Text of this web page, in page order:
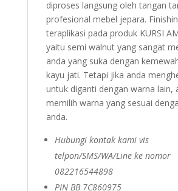
diproses langsung oleh tangan
profesional mebel jepara.
teraplikasi pada produk KURSI
yaitu semi walnut yang sangat
anda yang suka dengan
kayu jati. Tetapi jika anda
untuk diganti dengan warna lain,
memilih warna yang sesuai
anda.
Hubungi kontak kami vis
telpon/SMS/WA/Line ke nomor
082216544898
PIN BB 7C860975